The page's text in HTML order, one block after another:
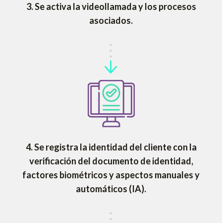
3.Se activa la videollamada y los procesos
asociados.
4.Se registra la identidad del cliente con la
verificación del documento de identidad,
factores biométricos y aspectos manuales y
automáticos (IA).